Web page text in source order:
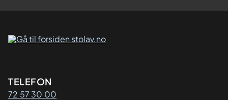
Kontaktinformasjon
TELEFON
72 57 30 00